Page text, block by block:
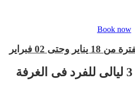
Book now
02 فبراير